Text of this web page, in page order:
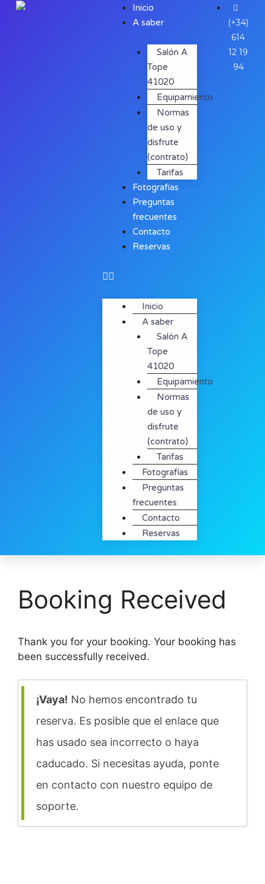
Inicio
A saber
Salón A
Tope
41020
Equipamiento
Normas
de uso y
disfrute
(contrato)
Tarifas
Fotografías
Preguntas
frecuentes
Contacto
Reservas
Inicio
A saber
Salón A
Tope
41020
Equipamiento
Normas
de uso y
disfrute
(contrato)
Tarifas
Fotografías
Preguntas
frecuentes
Contacto
Reservas
(+34)
614
12 19
94
Booking Received
Thank you for your booking. Your booking has
been successfully received.
¡Vaya! No hemos encontrado tu
reserva. Es posible que el enlace que
has usado sea incorrecto o haya
caducado. Si necesitas ayuda, ponte
en contacto con nuestro equipo de
soporte.